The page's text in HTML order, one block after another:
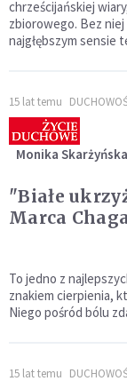
chrześcijańskiej
zbiorowego. Bez
najgłębszym sensie
15 lat temu
Monika Skarżyńska
"Białe
Marca
To jedno z
znakiem cierpienia,
Niego pośród bólu
15 lat temu